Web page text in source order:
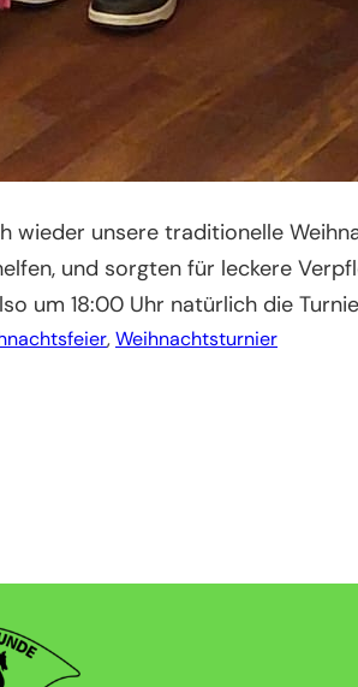
wieder unsere traditionelle
und sorgten für leckere
um 18:00 Uhr natürlich die
, Weihnachtsturnier